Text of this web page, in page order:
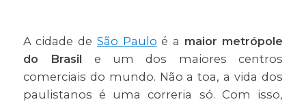
A cidade de São Paulo é a maior metrópole
do Brasil e um dos maiores centros
comerciais do mundo. Não a toa, a vida dos
paulistanos é uma correria só. Com isso,